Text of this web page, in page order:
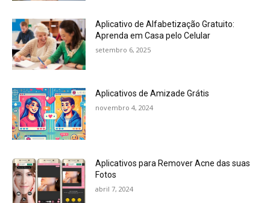
Aplicativo de Alfabetização Gratuito:
Aprenda em Casa pelo Celular
setembro 6, 2025
Aplicativos de Amizade Grátis
novembro 4, 2024
Aplicativos para Remover Acne das suas
Fotos
abril 7, 2024